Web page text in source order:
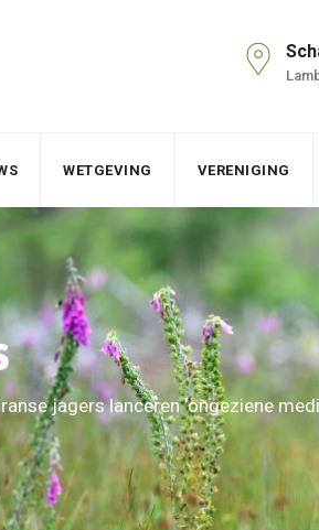
WETGEVING VERENIGING
jagers lanceren ‘ongeziene